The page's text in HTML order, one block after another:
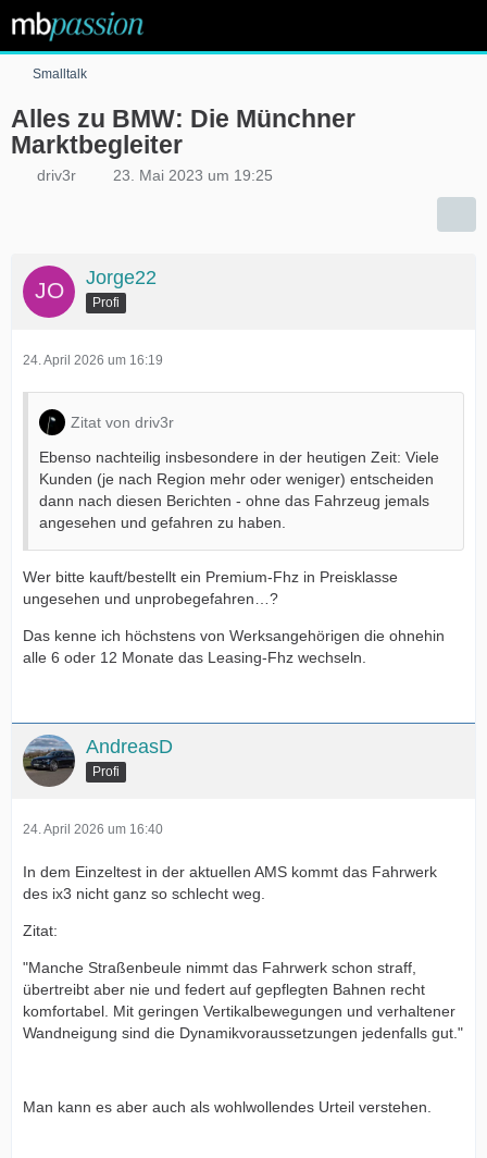
Smalltalk
Alles zu BMW: Die Münchner
Marktbegleiter
driv3r 23. Mai 2023 um 19:25
Jorge22
Profi
24. April 2026 um 16:19
Zitat von driv3r
Ebenso nachteilig insbesondere in der heutigen Zeit: Viele
Kunden (je nach Region mehr oder weniger) entscheiden
dann nach diesen Berichten - ohne das Fahrzeug jemals
angesehen und gefahren zu haben.
Wer bitte kauft/bestellt ein Premium-Fhz in Preisklasse
ungesehen und unprobegefahren…?
Das kenne ich höchstens von Werksangehörigen die ohnehin
alle 6 oder 12 Monate das Leasing-Fhz wechseln.
AndreasD
Profi
24. April 2026 um 16:40
In dem Einzeltest in der aktuellen AMS kommt das Fahrwerk
des ix3 nicht ganz so schlecht weg.
Zitat:
"Manche Straßenbeule nimmt das Fahrwerk schon straff,
übertreibt aber nie und federt auf gepflegten Bahnen recht
komfortabel. Mit geringen Vertikalbewegungen und verhaltener
Wandneigung sind die Dynamikvoraussetzungen jedenfalls gut."
Man kann es aber auch als wohlwollendes Urteil verstehen.